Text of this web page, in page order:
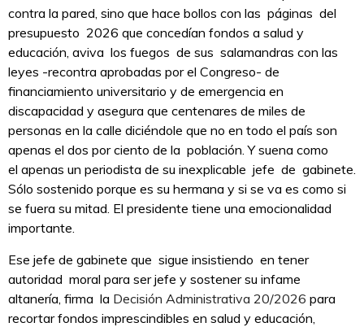
contra la pared, sino que hace bollos con las páginas del
presupuesto 2026 que concedían fondos a salud y
educación, aviva los fuegos de sus salamandras con las
leyes -recontra aprobadas por el Congreso- de
financiamiento universitario y de emergencia en
discapacidad y asegura que centenares de miles de
personas en la calle diciéndole que no en todo el país son
apenas el dos por ciento de la población. Y suena como
el apenas un periodista de su inexplicable jefe de gabinete.
Sólo sostenido porque es su hermana y si se va es como si
se fuera su mitad. El presidente tiene una emocionalidad
importante.
Ese jefe de gabinete que sigue insistiendo en tener
autoridad moral para ser jefe y sostener su infame
altanería, firma la Decisión Administrativa 20/2026 para
recortar fondos imprescindibles en salud y educación,